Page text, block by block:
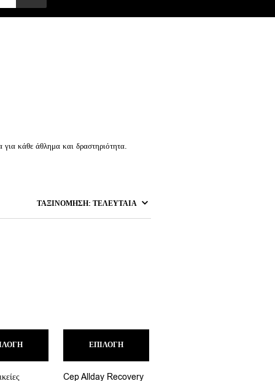
κάθε άθλημα και δραστηριότητα.
πολλαπλές
ΕΠΙΛΟΓΉ
Cep Allday Recovery